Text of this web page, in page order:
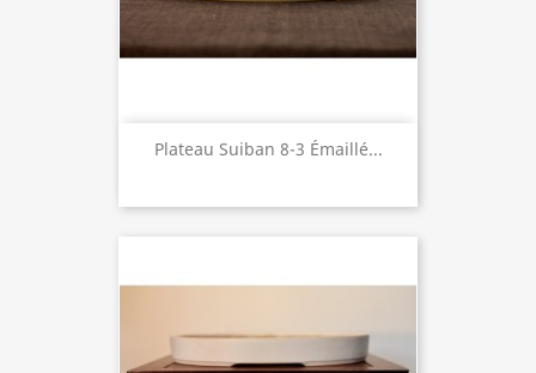
Plateau Suiban 8-3 Émaillé...